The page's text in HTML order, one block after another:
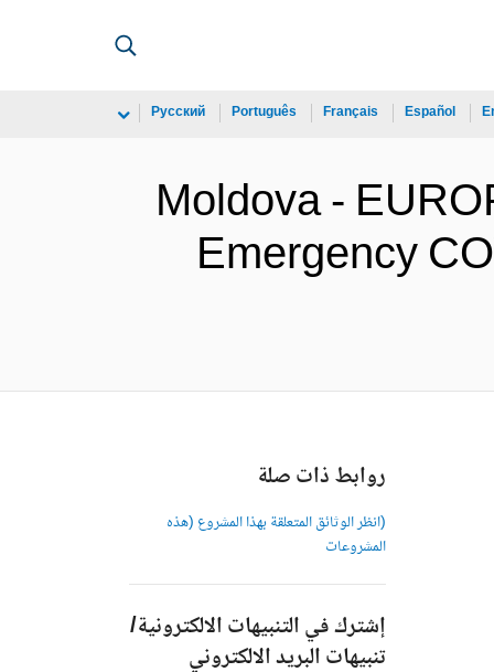
Español
Français
Português
Русский
Moldova -
Emergency
روابط ذات صلة
(انظر الوثائق المتعلقة بهذا المشروع (هذه
المشروعات
إشترك في التنبيهات الالكترونية/
تنبيهات البريد الالكتروني